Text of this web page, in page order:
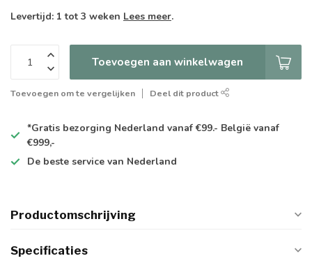
Levertijd: 1 tot 3 weken Lees meer.
Toevoegen aan winkelwagen
Toevoegen om te vergelijken Deel dit product
*Gratis bezorging Nederland vanaf €99.- België vanaf
€999,-
De beste service van Nederland
Productomschrijving
Specificaties